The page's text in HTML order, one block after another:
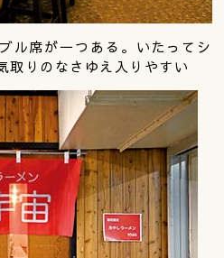
ル席が一つある。いたってシ
取りのなさゆえ入りやすい